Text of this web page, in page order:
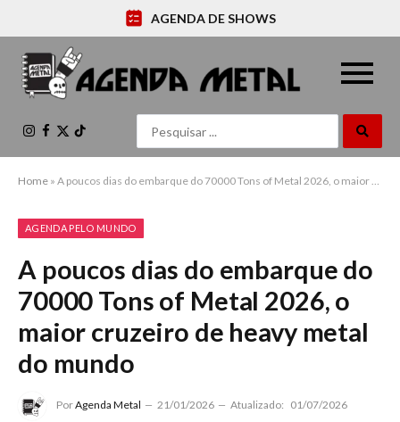
AGENDA DE SHOWS
Instagram
Facebook
X
(Twitter)
TikTok
Home » A poucos dias do embarque do 70000 Tons of Metal 2026, o maior cruzeiro de heavy metal do mundo
AGENDA PELO MUNDO
A poucos dias do embarque do
70000 Tons of Metal 2026, o
maior cruzeiro de heavy metal
do mundo
PorAgenda Metal 21/01/2026 Atualizado: 01/07/2026